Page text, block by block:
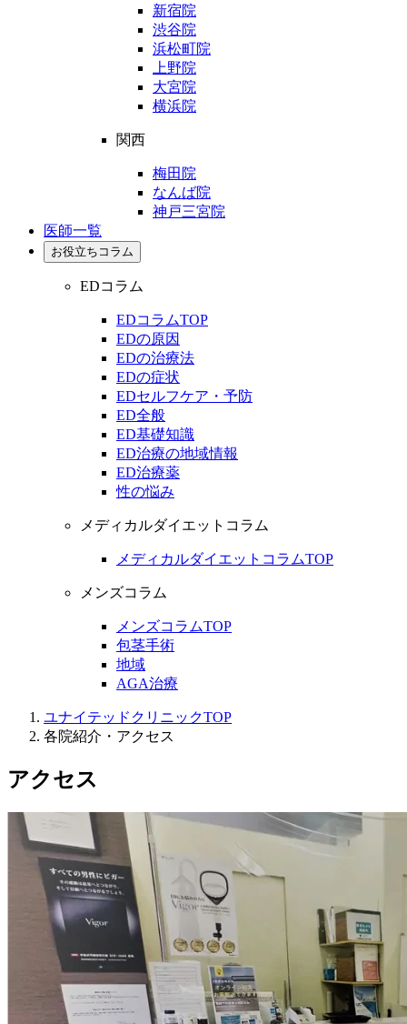
新宿院
渋谷院
浜松町院
上野院
大宮院
横浜院
関西
梅田院
なんば院
神戸三宮院
医師一覧
お役立ちコラム
EDコラム
EDコラムTOP
EDの原因
EDの治療法
EDの症状
EDセルフケア・予防
ED全般
ED基礎知識
ED治療の地域情報
ED治療薬
性の悩み
メディカルダイエットコラム
メディカルダイエットコラムTOP
メンズコラム
メンズコラムTOP
包茎手術
地域
AGA治療
ユナイテッドクリニックTOP
各院紹介・アクセス
アクセス